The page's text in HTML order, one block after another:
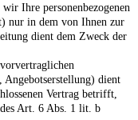
Ihre personenbezogenen
nur in dem von Ihnen zur
dient dem Zweck der
Angebotserstellung) dient
Vertrag betrifft,
Art. 6 Abs. 1 lit. b